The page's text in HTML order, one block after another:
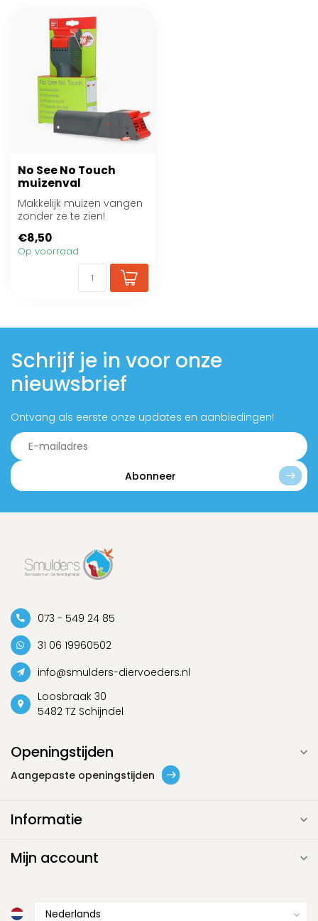
No See No Touch
muizenval
Makkelijk muizen vangen
zonder ze te zien!
€8,50
Op voorraad
Schrijf je in voor onze
nieuwsbrief
Ontvang als eerste onze updates en aanbiedingen!
Abonneer
073 - 549 24 85
31 06 19960502
info@smulders-diervoeders.nl
Loosbraak 30
5482 TZ Schijndel
Openingstijden
Aangepaste openingstijden
Informatie
Mijn account